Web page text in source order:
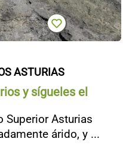
ASTURIAS
y sígueles el
Superior Asturias
árido, y ...